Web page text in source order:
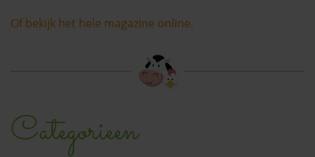
Of bekijk het hele magazine online.
Categorieen